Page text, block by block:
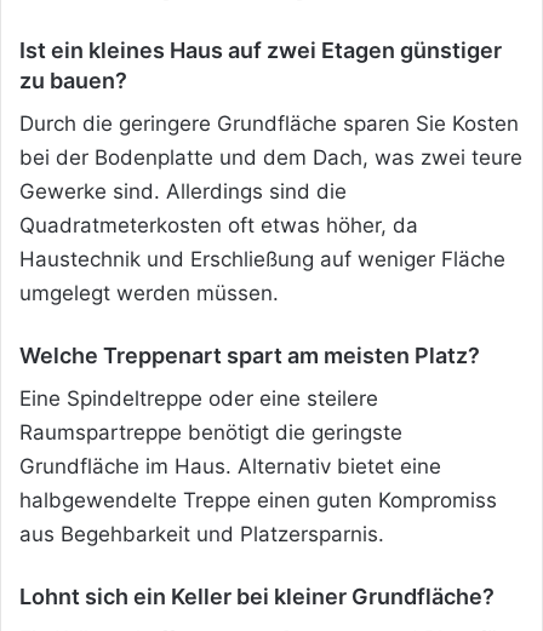
Ist ein kleines Haus auf zwei Etagen günstiger
zu bauen?
Durch die geringere Grundfläche sparen Sie Kosten
bei der Bodenplatte und dem Dach, was zwei teure
Gewerke sind. Allerdings sind die
Quadratmeterkosten oft etwas höher, da
Haustechnik und Erschließung auf weniger Fläche
umgelegt werden müssen.
Welche Treppenart spart am meisten Platz?
Eine Spindeltreppe oder eine steilere
Raumspartreppe benötigt die geringste
Grundfläche im Haus. Alternativ bietet eine
halbgewendelte Treppe einen guten Kompromiss
aus Begehbarkeit und Platzersparnis.
Lohnt sich ein Keller bei kleiner Grundfläche?